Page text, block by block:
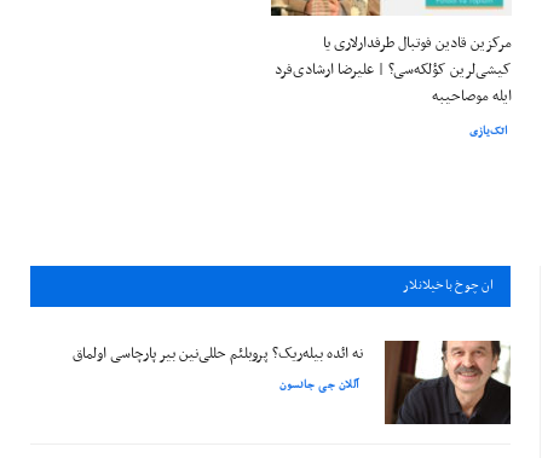
مرکزین قادین فوتبال طرفدارلاری یا
کیشی‌لرین کؤلکه‌سی؟ | علیرضا ارشادی‌فرد
ایله موصاحیبه
اتک‌یازی
ان چوخ باخيلانلار
نه ائده بیله‌ریک؟ پروبلئم حللی‌نین بیر پارچاسی اولماق
آللان جی جانسون